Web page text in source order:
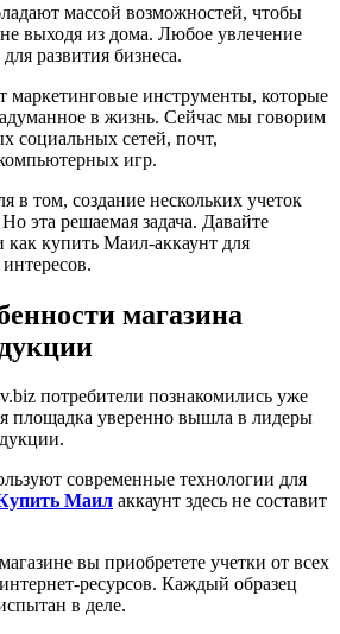
массой возможностей, чтобы
выходя из дома. Любое увлечение
развития бизнеса.
маркетинговые инструменты, которые
в жизнь. Сейчас мы говорим
социальных сетей, почт,
игр.
в том, создание нескольких учеток
эта решаемая задача. Давайте
как купить Маил-аккаунт для
магазина
потребители познакомились уже
площадка уверенно вышла в лидеры
современные технологии для
Маил аккаунт здесь не составит
вы приобретете учетки от всех
ресурсов. Каждый образец
в деле.